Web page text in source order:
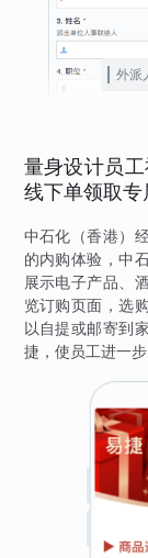
外派
量身设计员
线下单领取
中石化（香港）
的内购体验，中
展示电子产品、
览订购页面，选
以自提或邮寄到
捷，使员工进一步